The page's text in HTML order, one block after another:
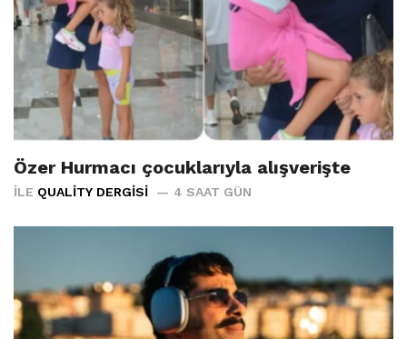
Özer Hurmacı çocuklarıyla alışverişte
İLE QUALITY DERGISI 4 SAAT GÜN